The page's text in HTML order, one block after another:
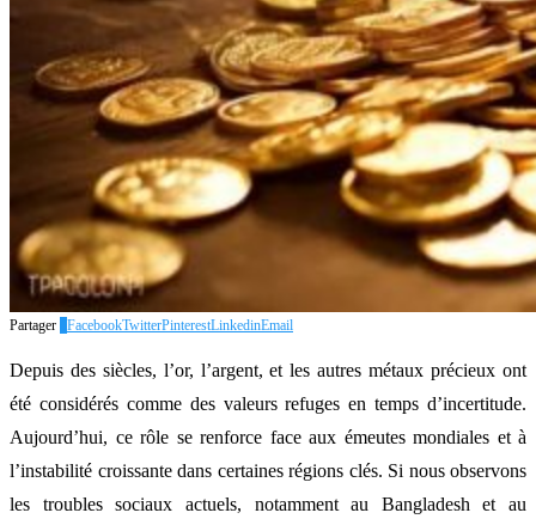
Partager FacebookTwitterPinterestLinkedinEmail
Depuis des siècles, l’or, l’argent, et les autres métaux précieux ont
été considérés comme des valeurs refuges en temps d’incertitude.
Aujourd’hui, ce rôle se renforce face aux émeutes mondiales et à
l’instabilité croissante dans certaines régions clés. Si nous observons
les troubles sociaux actuels, notamment au Bangladesh et au